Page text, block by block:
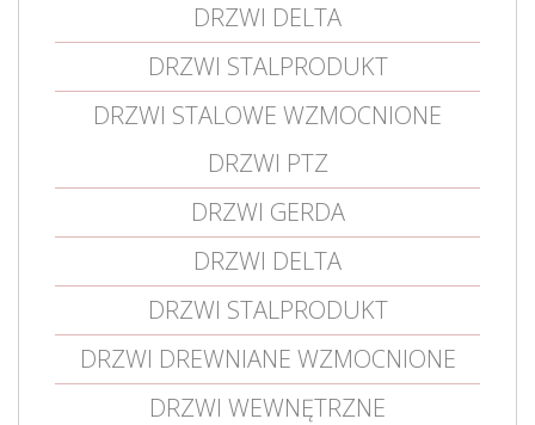
DRZWI DELTA
DRZWI STALPRODUKT
DRZWI STALOWE WZMOCNIONE
DRZWI PTZ
DRZWI GERDA
DRZWI DELTA
DRZWI STALPRODUKT
DRZWI DREWNIANE WZMOCNIONE
DRZWI WEWNĘTRZNE